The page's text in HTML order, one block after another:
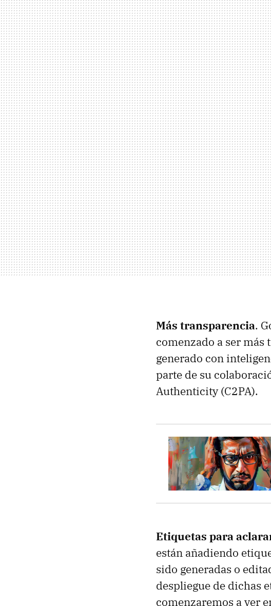
Más transparencia.
comenzado a ser más
generado con
parte de su
Authenticity (C2PA).
Etiquetas para
están añadiendo
sido generadas o
despliegue de dichas
comenzaremos a ver